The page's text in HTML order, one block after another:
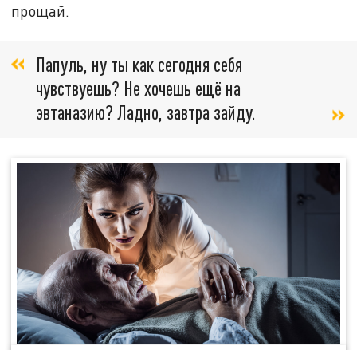
прощай.
Папуль, ну ты как сегодня себя
чувствуешь? Не хочешь ещё на
эвтаназию? Ладно, завтра зайду.